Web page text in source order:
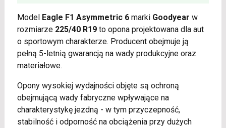
Model Eagle F1 Asymmetric 6marki Goodyear w
rozmiarze 225/40 R19to opona projektowana dla aut
o sportowym charakterze. Producent obejmuje ją
pełną 5-letnią gwarancją na wady produkcyjne oraz
materiałowe.
Opony wysokiej wydajności objęte są ochroną
obejmującą wady fabryczne wpływające na
charakterystykę jezdną - w tym przyczepność,
stabilność i odporność na obciążenia przy dużych